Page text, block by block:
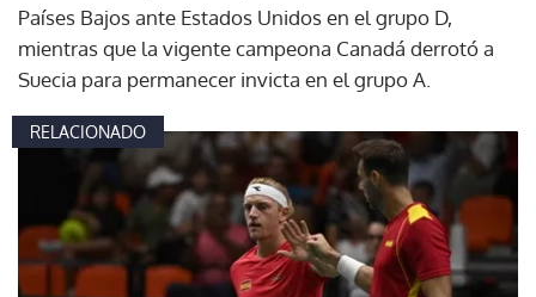
Países Bajos ante Estados Unidos en el grupo D,
mientras que la vigente campeona Canadá derrotó a
Suecia para permanecer invicta en el grupo A.
RELACIONADO